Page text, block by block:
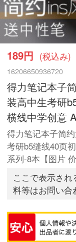
189円 (税込み)
16206650936720
得力笔记本子
装高中生考研
横线中学创意
得力笔记本子简
考研b5缝线40页
系列-8本【图片
ここで表示さ
料等はお問い合